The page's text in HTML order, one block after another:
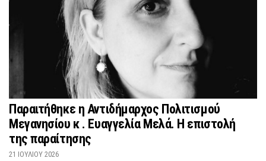
Παραιτήθηκε η Αντιδήμαρχος Πολιτισμού
Μεγανησίου κ . Ευαγγελία Μελά. Η επιστολή
της παραίτησης
21 ΙΟΥΛΊΟΥ 2026